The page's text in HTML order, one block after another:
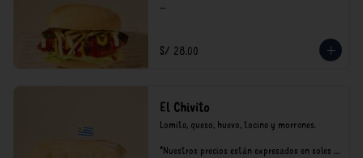
consumo.
S/ 28.00
El Chivito
Lomito, queso, huevo, tocino y morrones.
*Nuestros precios están expresados en soles e